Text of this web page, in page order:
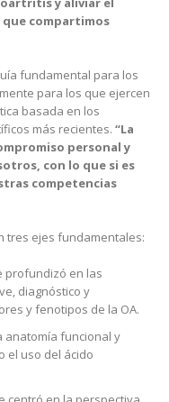
compartimos
fundamental para los
para los que ejercen
basada en los
más recientes. “La
personal y
con lo que si es
competencias
tres ejes fundamentales:
profundizó en las
diagnóstico y
y fenotipos de la OA.
anatomía funcional y
el uso del ácido